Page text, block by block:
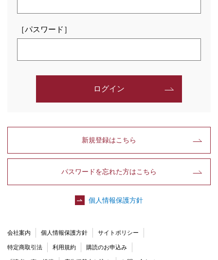
［パスワード］
ログイン
新規登録はこちら
パスワードを忘れた方はこちら
個人情報保護方針
会社案内 個人情報保護方針 サイトポリシー
特定商取引法 利用規約 購読のお申込み